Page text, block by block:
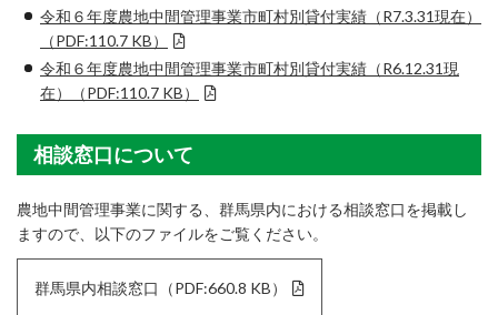
令和６年度農地中間管理事業市町村別貸付実績（R7.3.31現在）
（PDF:110.7 KB）
令和６年度農地中間管理事業市町村別貸付実績（R6.12.31現
在）（PDF:110.7 KB）
相談窓口について
農地中間管理事業に関する、群馬県内における相談窓口を掲載し
ますので、以下のファイルをご覧ください。
群馬県内相談窓口（PDF:660.8 KB）